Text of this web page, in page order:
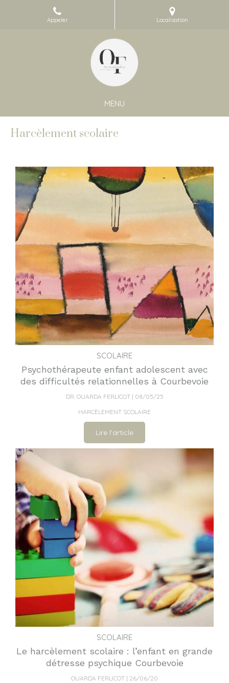
Appeler Localisation
MENU
Harcèlement scolaire
SCOLAIRE
Psychothérapeute enfant adolescent avec
des difficultés relationnelles à Courbevoie
DR. OUARDA FERLICOT
08/05/25
HARCÈLEMENT SCOLAIRE
Lire l'article
SCOLAIRE
Le harcèlement scolaire : l’enfant en grande
détresse psychique Courbevoie
OUARDA FERLICOT
26/06/20